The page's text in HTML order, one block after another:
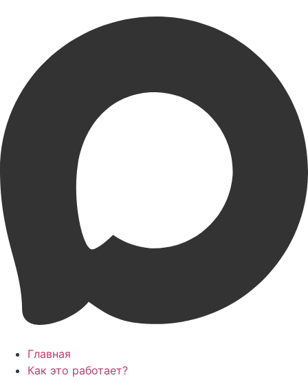
Главная
Как это работает?